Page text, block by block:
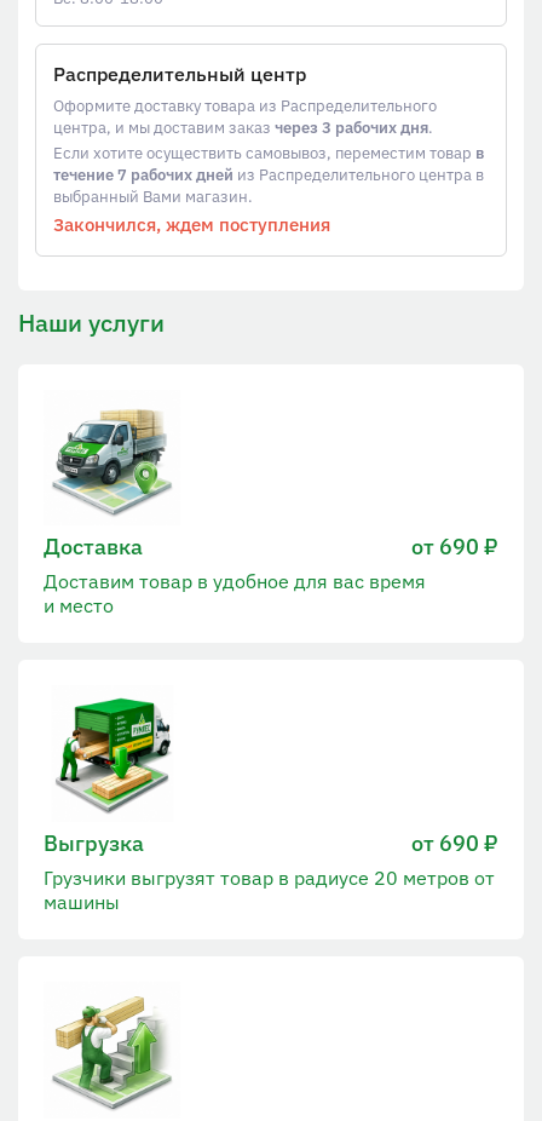
Распределительный центр
Оформите доставку товара из Распределительного
центра, и мы доставим заказ через 3 рабочих дня.
Если хотите осуществить самовывоз, переместим товар в
течение 7 рабочих дней из Распределительного центра в
выбранный Вами магазин.
Закончился, ждем поступления
Наши услуги
Доставка от 690 ₽
Доставим товар в удобное для вас время
и место
Выгрузка от 690 ₽
Грузчики выгрузят товар в радиусе 20 метров от
машины